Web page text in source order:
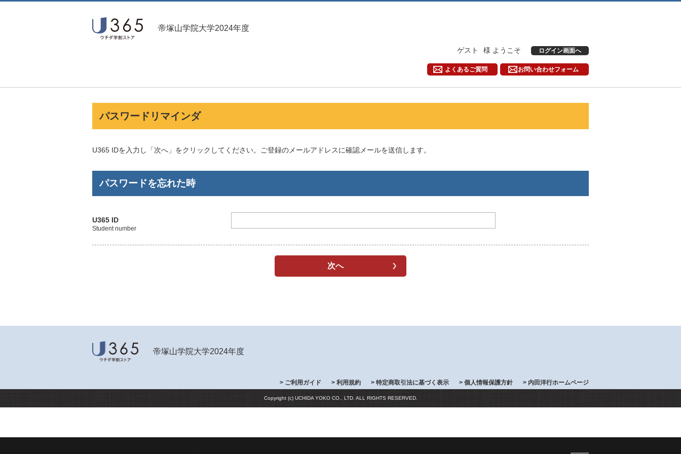
帝塚山学院大学2024年度
ログイン画面へ
ゲスト 様 ようこそ
お問い合わせフォーム
よくあるご質問
パスワードリマインダ
U365 IDを入力し「次へ」をクリックしてください。ご登録のメールアドレスに確認メールを送信します。
パスワードを忘れた時
U365 ID
Student number
帝塚山学院大学2024年度
> ご利用ガイド > 利用規約 > 特定商取引法に基づく表示 > 個人情報保護方針 > 内田洋行ホームページ
Copyright (c) UCHIDA YOKO CO., LTD. ALL RIGHTS RESERVED.